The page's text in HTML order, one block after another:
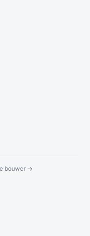
bouwer →